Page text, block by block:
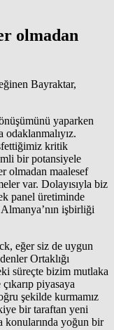
olmadan
Bayraktar,
yaparken
odaklanmalıyız.
kritik
bir potansiyele
olmadan maalesef
var. Dolayısıyla biz
panel üretiminde
işbirliği
eğer siz de uygun
Ortaklığı
süreçte bizim mutlaka
piyasaya
şekilde kurmamız
bir taraftan yeni
konularında yoğun bir